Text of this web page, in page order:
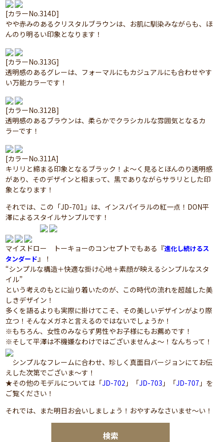
検索
[カラーNo.314D]
やや赤みのあるクリスタルブラウンは、お肌に馴染みながらも、ほ
んのり明るい印象となります！
[カラーNo.313G]
透明感のあるグレーは、フォーマルにもカジュアルにも合わせやす
い万能カラーです！
[カラーNo.312B]
透明感のあるブラウンは、柔らかでクラシカルな雰囲気となるカ
ラーです！
[カラーNo.311A]
キリリと締まる印象となるブラック！よ～く見るとほんのり透明感
があり、そのデザインと相まって、黒でありながらサラリとした印
象となります！
それでは、この「JD-701」は、インスパイラルの紅一点！DON平
澤によるスタイルサンプルです！
マイスドロー トーキョーのコンセプトでもある『進化し続けるス
タンダード』！
“シンプルな構造＋快適な掛け心地＋素顔が映えるシンプルなスタ
イル”
という考えのもとに辿り着いたのが、この時代の流れを超越した美
しきデザイン！
多くを語るよりも実際に掛けてこそ、その美しいデザインがより際
立つ！そんなメガネと言えるのではないでしょうか！
※もちろん、女性のみならず男性やお子様にもお薦めです！
※そして平澤は不機嫌なわけではございませんよ～！なんちって！
シンプルなフレームに合わせ、珍しく真面目バージョンにてお伝
えした次第でございま～す！
★その他のモデルについては「JD-702 」「JD-703 」「JD-707 」を
ご覧ください！
それでは、また明日お会いしましょう！おやすみなさいませ～い！